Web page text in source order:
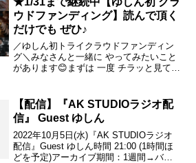
ウドファンディング】読んで頂く
だけでも ぜひ♪
／ゆしん初トライクラウドファンディン
グ＼みなさんと一緒に やってみたいこと
があります😊まずは 一度 チラッと見て頂
てください🙌「もあに（もしかして我愛
你）な世界！...
【配信】『AK STUDIOラジオ配
信』 Guest ゆしん
2022年10月5日(水)『AK STUDIOラジオ
配信』Guest ゆしん時間 21:00 (1時間ほ
どを予定)アーカイブ期間：1週間→バス